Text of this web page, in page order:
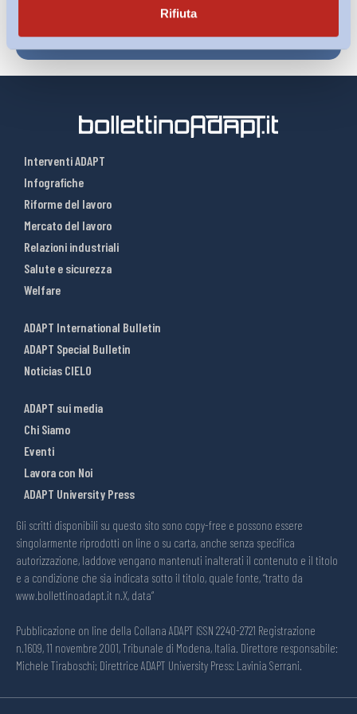
Rifiuta
Interventi ADAPT
Infografiche
Riforme del lavoro
Mercato del lavoro
Relazioni industriali
Salute e sicurezza
Welfare
ADAPT International Bulletin
ADAPT Special Bulletin
Noticias CIELO
ADAPT sui media
Chi Siamo
Eventi
Lavora con Noi
ADAPT University Press
Gli scritti disponibili su questo sito sono copy-free e possono essere
singolarmente riprodotti on line o su carta, anche senza specifica
autorizzazione, laddove vengano mantenuti inalterati il contenuto e il titolo
e a condizione che sia indicata sotto il titolo, quale fonte, “tratto da
www.bollettinoadapt.it n.X, data“
Pubblicazione on line della Collana ADAPT ISSN 2240-2721 Registrazione
n.1609, 11 novembre 2001, Tribunale di Modena, Italia. Direttore responsabile:
Michele Tiraboschi; Direttrice ADAPT University Press: Lavinia Serrani.